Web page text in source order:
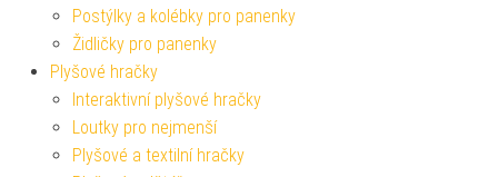
Postýlky a kolébky pro panenky
Židličky pro panenky
Plyšové hračky
Interaktivní plyšové hračky
Loutky pro nejmenší
Plyšové a textilní hračky